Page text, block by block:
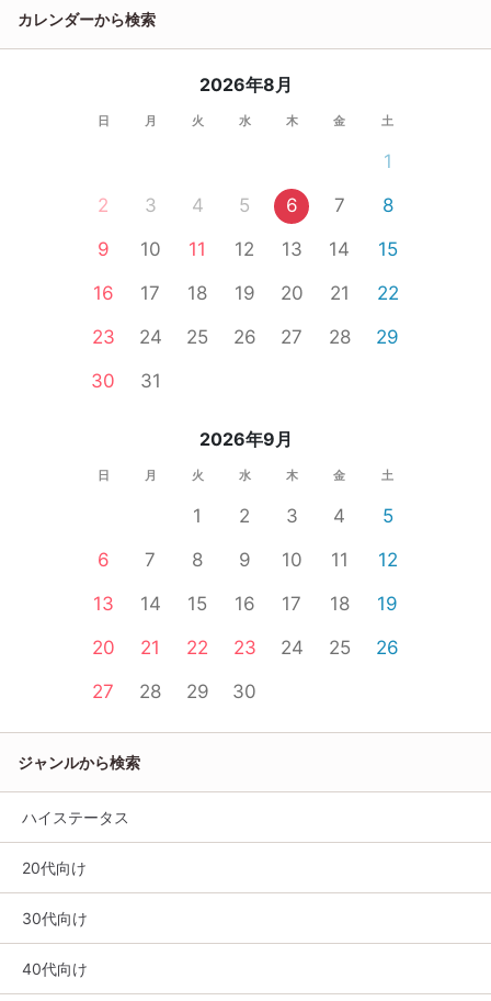
カレンダーから検索
2026年8月
日 月 火 水 木 金 土
1
2
3 4 5 6 7
8
9
10 11 12 13 14
15
16
17 18 19 20 21
22
23
24 25 26 27 28
29
30
31
2026年9月
日 月 火 水 木 金 土
1 2 3 4
5
6
7 8 9 10 11
12
13
14 15 16 17 18
19
20
21 22 23 24 25
26
27
28 29 30
ジャンルから検索
ハイステータス
20代向け
30代向け
40代向け